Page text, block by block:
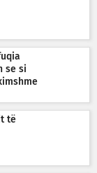
se si
të